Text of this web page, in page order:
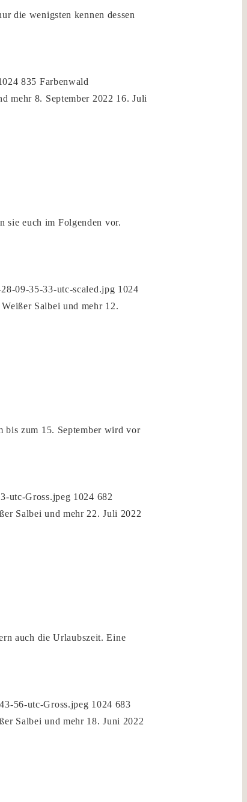
die wenigsten kennen dessen
835 Farbenwald
mehr 8. September 2022 16. Juli
sie euch im Folgenden vor.
09-35-33-utc-scaled.jpg 1024
Salbei und mehr 12.
bis zum 15. September wird vor
utc-Gross.jpeg 1024 682
Salbei und mehr 22. Juli 2022
auch die Urlaubszeit. Eine
56-utc-Gross.jpeg 1024 683
Salbei und mehr 18. Juni 2022